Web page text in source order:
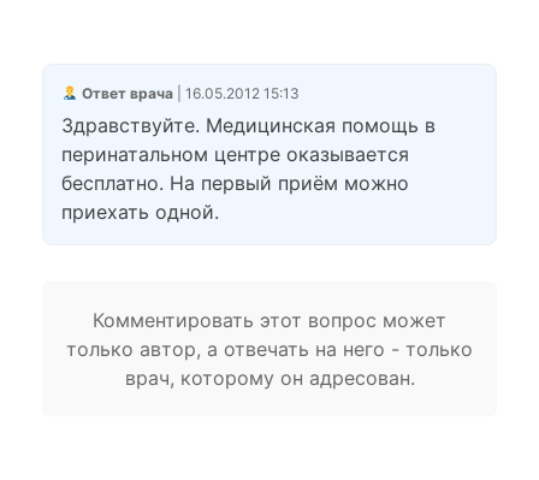
Ответ врача| 16.05.2012 15:13
Здравствуйте. Медицинская помощь в
перинатальном центре оказывается
бесплатно. На первый приём можно
приехать одной.
Комментировать этот вопрос может
только автор, а отвечать на него - только
врач, которому он адресован.